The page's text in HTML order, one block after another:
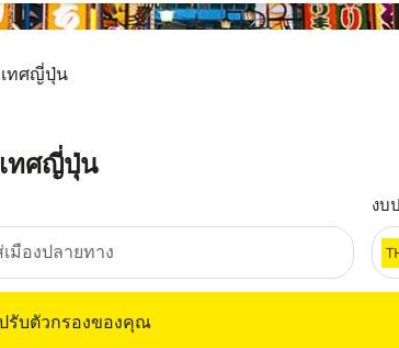
เทศญี่ปุ่น
ทศญี่ปุ่น
งบ
รับตัวกรองของคุณ